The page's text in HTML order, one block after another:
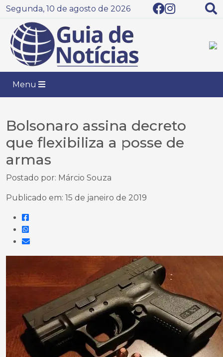
Segunda, 10 de agosto de 2026
Menu
Bolsonaro assina decreto
que flexibiliza a posse de
armas
Postado por: Márcio Souza
Publicado em: 15 de janeiro de 2019